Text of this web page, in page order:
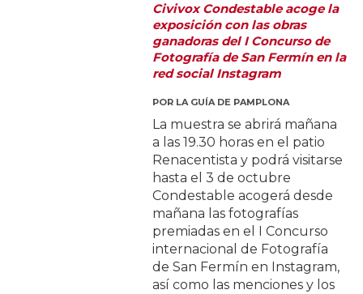
Civivox Condestable acoge la
exposición con las obras
ganadoras del I Concurso de
Fotografía de San Fermín en la
red social Instagram
POR LA GUÍA DE PAMPLONA
La muestra se abrirá mañana
a las 19.30 horas en el patio
Renacentista y podrá visitarse
hasta el 3 de octubre
Condestable acogerá desde
mañana las fotografías
premiadas en el I Concurso
internacional de Fotografía
de San Fermín en Instagram,
así como las menciones y los